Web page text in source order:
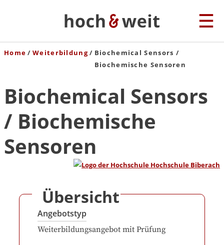
Home Weiterbildung
Biochemical Sensors /
Biochemische Sensoren
Biochemical Sensors
/ Biochemische
Sensoren
Übersicht
Angebotstyp
Weiterbildungsangebot mit Prüfung